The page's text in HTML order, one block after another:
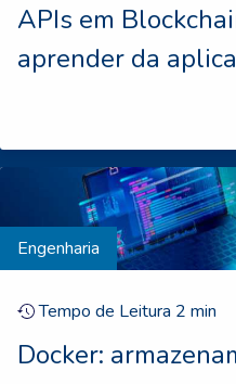
APIs em
aprender da
Engenharia
Tempo de Leitura 2 min
Docker: